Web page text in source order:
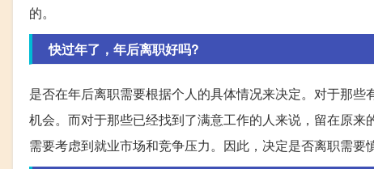
的。
快过年了，年后离职好吗?
是否在年后离职需要根据个人的具体情况来决定。对于那
机会。而对于那些已经找到了满意工作的人来说，留在原
需要考虑到就业市场和竞争压力。因此，决定是否离职需要